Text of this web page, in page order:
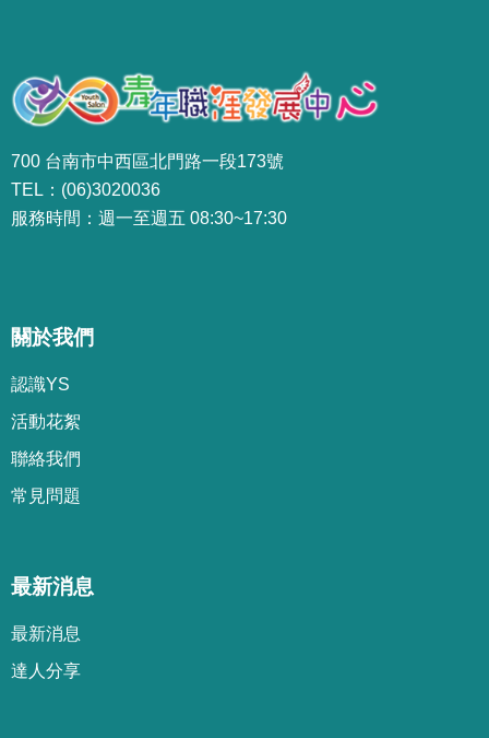
700 台南市中西區北門路一段173號
TEL：(06)3020036
服務時間：週一至週五 08:30~17:30
關於我們
認識YS
活動花絮
聯絡我們
常見問題
最新消息
最新消息
達人分享